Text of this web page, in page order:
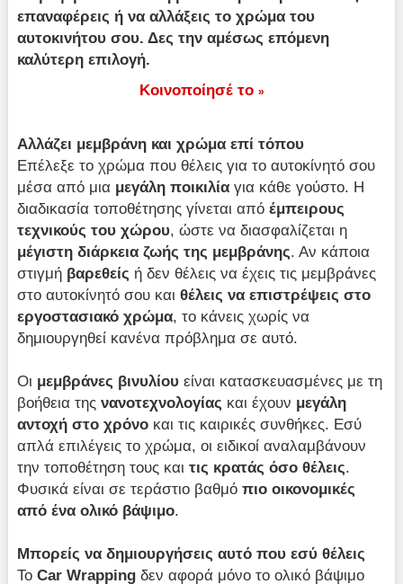
επαναφέρεις ή να αλλάξεις το χρώμα του
αυτοκινήτου σου. Δες την αμέσως επόμενη
καλύτερη επιλογή.
Κοινοποίησέ το »
Αλλάζει μεμβράνη και χρώμα επί τόπου
Επέλεξε το χρώμα που θέλεις για το αυτοκίνητό σου
μέσα από μια μεγάλη ποικιλία για κάθε γούστο. Η
διαδικασία τοποθέτησης γίνεται απόέμπειρους
τεχνικούς του χώρου, ώστε να διασφαλίζεται η
μέγιστη διάρκεια ζωής της μεμβράνης. Αν κάποια
στιγμή βαρεθείς ή δεν θέλεις να έχεις τις μεμβράνες
στο αυτοκίνητό σου και θέλεις να επιστρέψεις στο
εργοστασιακό χρώμα, το κάνεις χωρίς να
δημιουργηθεί κανένα πρόβλημα σε αυτό.
Οι μεμβράνες βινυλίου είναι κατασκευασμένες με τη
βοήθεια τηςνανοτεχνολογίας και έχουν μεγάλη
αντοχή στο χρόνο και τις καιρικές συνθήκες. Εσύ
απλά επιλέγεις το χρώμα, οι ειδικοί αναλαμβάνουν
την τοποθέτηση τους καιτις κρατάς όσο θέλεις.
Φυσικά είναι σε τεράστιο βαθμόπιο οικονομικές
από ένα ολικό βάψιμο.
Μπορείς να δημιουργήσεις αυτό που εσύ θέλεις
ΤοCar Wrapping δεν αφορά μόνο το ολικό βάψιμο